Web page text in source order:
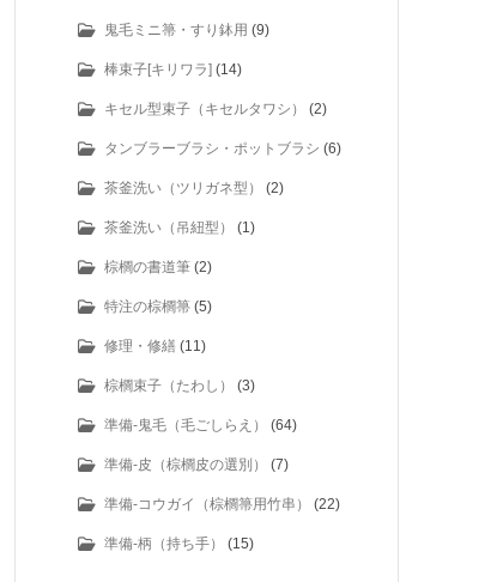
鬼毛ミニ箒・すり鉢用 (9)
棒束子[キリワラ] (14)
キセル型束子（キセルタワシ） (2)
タンブラーブラシ・ポットブラシ (6)
茶釜洗い（ツリガネ型） (2)
茶釜洗い（吊紐型） (1)
棕櫚の書道筆 (2)
特注の棕櫚箒 (5)
修理・修繕 (11)
棕櫚束子（たわし） (3)
準備-鬼毛（毛ごしらえ） (64)
準備-皮（棕櫚皮の選別） (7)
準備-コウガイ（棕櫚箒用竹串） (22)
準備-柄（持ち手） (15)